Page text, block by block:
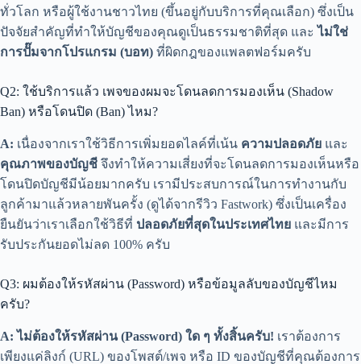
ทั่วโลก หรือผู้ใช้งานชาวไทย (ขึ้นอยู่กับบริการที่คุณเลือก) ซึ่งเป็น
ปัจจัยสำคัญที่ทำให้บัญชีของคุณดูเป็นธรรมชาติที่สุด และไม่ใช่
การปั๊มจากโปรแกรม (บอท) ที่ผิดกฎของแพลตฟอร์มครับ
Q2: ใช้บริการแล้ว เพจของผมจะโดนลดการมองเห็น (Shadow
Ban) หรือโดนปิด (Ban) ไหม?
A: เนื่องจากเราใช้วิธีการเพิ่มยอดไลค์ที่เน้น ความปลอดภัย และ
คุณภาพของบัญชี จึงทำให้ความเสี่ยงที่จะโดนลดการมองเห็นหรือ
โดนปิดบัญชีมีน้อยมากครับ เรามีประสบการณ์ในการทำงานกับ
ลูกค้ามาแล้วหลายพันครั้ง (ดูได้จากรีวิว Fastwork) ซึ่งเป็นเครื่อง
ยืนยันว่าเราเลือกใช้วิธีที่ ปลอดภัยที่สุดในประเทศไทย และมีการ
รับประกันยอดไม่ลด 100% ครับ
Q3: ผมต้องให้รหัสผ่าน (Password) หรือข้อมูลลับของบัญชีไหม
ครับ?
A: ไม่ต้องให้รหัสผ่าน (Password) ใด ๆ ทั้งสิ้นครับ! เราต้องการ
เพียงแค่ลิงก์ (URL) ของโพสต์/เพจ หรือ ID ของบัญชีที่คุณต้องการ